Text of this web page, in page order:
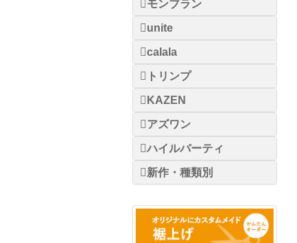
モンブラン
unite
calala
トリンプ
KAZEN
アズワン
ハイルバーティ
新作・種類別